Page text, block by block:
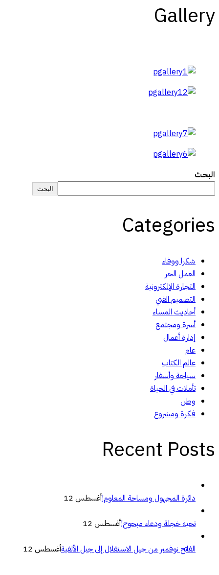
Gallery
البحث
البحث
Categories
شكرا ووفاء
العمل الحر
التجارة الإلكترونية
التصميم الفني
أحاديث المساء
أسرة ومجتمع
إدارة أعمال
عام
عالم الكتاب
سياحة وأسفار
تأملات في الحياة
وطن
فكرة ومشروع
Recent Posts
دائرة المجهول ومساحة المعلوم!أغسطس 12
تحية خجلة ودعاء مبحوح!أغسطس 12
الفاتح نوفمبر من جيل الاستقلال إلى جيل الألفيةأغسطس 12